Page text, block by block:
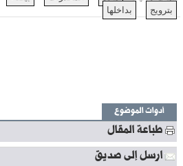
بترويج
بداخلها
أدوات الموضوع
طباعة المقال
ارسل إلى صديق